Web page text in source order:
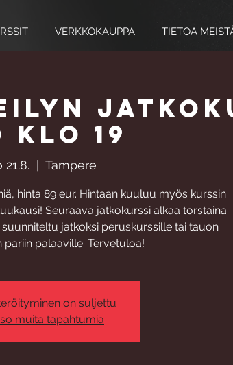
VERKKOKAUPPA TIETOA
klo 19
21.8.
  |
Tampere
hinta 89 eur. Hintaan kuuluu myös kurssin
Seuraava jatkokurssi alkaa torstaina
suunniteltu jatkoksi peruskurssille tai tauon
pariin palaaville. Tervetuloa!
on suljettu
muita tapahtumia